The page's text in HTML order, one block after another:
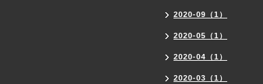
2020-09（1）
2020-05（1）
2020-04（1）
2020-03（1）